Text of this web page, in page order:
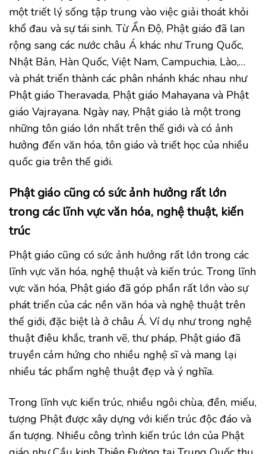
một triết lý sống tập trung vào việc giải thoát khỏi
khổ đau và sự tái sinh. Từ Ấn Độ, Phật giáo đã lan
rộng sang các nước châu Á khác như Trung Quốc,
Nhật Bản, Hàn Quốc, Việt Nam, Campuchia, Lào,…
và phát triển thành các phân nhánh khác nhau như
Phật giáo Theravada, Phật giáo Mahayana và Phật
giáo Vajrayana. Ngày nay, Phật giáo là một trong
những tôn giáo lớn nhất trên thế giới và có ảnh
hưởng đến văn hóa, tôn giáo và triết học của nhiều
quốc gia trên thế giới.
Phật giáo cũng có sức ảnh hưởng rất lớn
trong các lĩnh vực văn hóa, nghệ thuật, kiến
trúc
Phật giáo cũng có sức ảnh hưởng rất lớn trong các
lĩnh vực văn hóa, nghệ thuật và kiến trúc. Trong lĩnh
vực văn hóa, Phật giáo đã góp phần rất lớn vào sự
phát triển của các nền văn hóa và nghệ thuật trên
thế giới, đặc biệt là ở châu Á. Ví dụ như trong nghệ
thuật điêu khắc, tranh vẽ, thư pháp, Phật giáo đã
truyền cảm hứng cho nhiều nghệ sĩ và mang lại
nhiều tác phẩm nghệ thuật đẹp và ý nghĩa.
Trong lĩnh vực kiến trúc, nhiều ngôi chùa, đền, miếu,
tượng Phật được xây dựng với kiến trúc độc đáo và
ấn tượng. Nhiều công trình kiến trúc lớn của Phật